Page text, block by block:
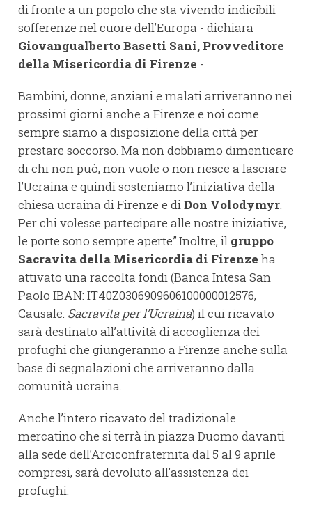
di fronte a un popolo che sta vivendo indicibili
sofferenze nel cuore dell’Europa - dichiara
Giovangualberto Basetti Sani, Provveditore
della Misericordia di Firenze -.
Bambini, donne, anziani e malati arriveranno nei
prossimi giorni anche a Firenze e noi come
sempre siamo a disposizione della città per
prestare soccorso. Ma non dobbiamo dimenticare
di chi non può, non vuole o non riesce a lasciare
l’Ucraina e quindi sosteniamo l’iniziativa della
chiesa ucraina di Firenze e diDon Volodymyr.
Per chi volesse partecipare alle nostre iniziative,
le porte sono sempre aperte”.Inoltre, il gruppo
Sacravita della Misericordia di Firenze ha
attivato una raccolta fondi (Banca Intesa San
Paolo IBAN: IT40Z0306909606100000012576,
Causale: Sacravita per l’Ucraina) il cui ricavato
sarà destinato all’attività di accoglienza dei
profughi che giungeranno a Firenze anche sulla
base di segnalazioni che arriveranno dalla
comunità ucraina.
Anche l’intero ricavato del tradizionale
mercatino che si terrà in piazza Duomo davanti
alla sede dell’Arciconfraternita dal 5 al 9 aprile
compresi, sarà devoluto all’assistenza dei
profughi.